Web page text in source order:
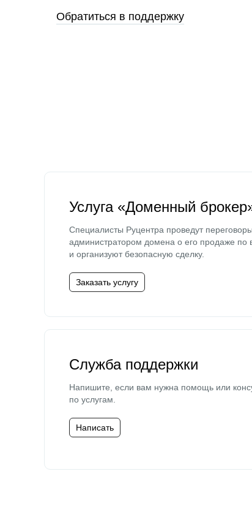
Обратиться в поддержку
Услуга «Доменный
Специалисты Руцентра проведут
администратором домена о его продаже по
и организуют безопасную сделку.
Заказать услугу
Служба поддержки
Напишите, если вам нужна помощь или
по услугам.
Написать